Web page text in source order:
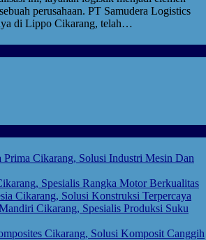
perusahaan. PT Samudera Logistics
di Lippo Cikarang, telah…
Prima Cikarang, Solusi Industri Mesin Dan
Spesialis Rangka Motor Berkualitas
Cikarang, Solusi Konstruksi Terpercaya
Cikarang, Spesialis Produksi Suku
Cikarang, Solusi Komposit Canggih